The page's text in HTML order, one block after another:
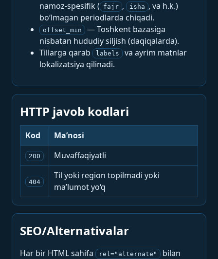
namoz-spesifik ( fajr , isha , va h.k.)
bo‘lmagan periodlarda chiqadi.
offset_min
— Toshkent bazasiga
nisbatan hududiy siljish (daqiqalarda).
Tillarga qarab
labels
va ayrim matnlar
lokalizatsiya qilinadi.
HTTP javob kodlari
Kod Ma’nosi
200 Muvaffaqiyatli
404
Til yoki region topilmadi yoki
ma’lumot yo‘q
SEO/Alternativalar
Har bir HTML sahifa rel="alternate"
bilan